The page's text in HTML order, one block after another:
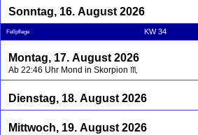
Sonntag, 16. August 2026
Fellpflege KW 34
Montag, 17. August 2026
Ab 22:46 Uhr Mond in Skorpion ♏
Dienstag, 18. August 2026
Mittwoch, 19. August 2026